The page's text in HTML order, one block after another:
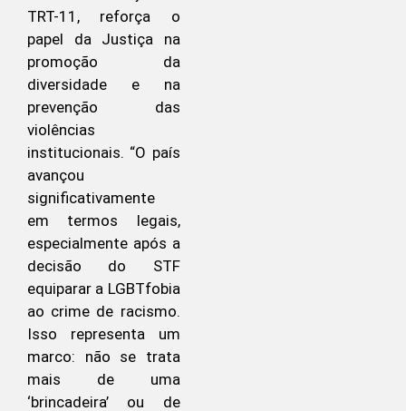
TRT-11, reforça o
papel da Justiça na
promoção da
diversidade e na
prevenção das
violências
institucionais. “O país
avançou
significativamente
em termos legais,
especialmente após a
decisão do STF
equiparar a LGBTfobia
ao crime de racismo.
Isso representa um
marco: não se trata
mais de uma
‘brincadeira’ ou de